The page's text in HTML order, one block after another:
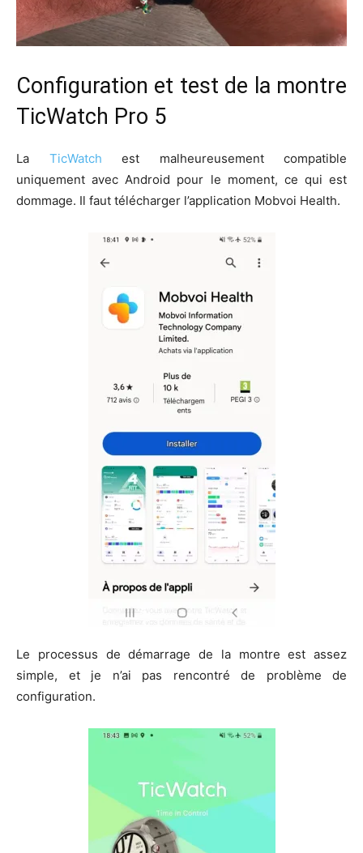
Configuration et test de la montre
TicWatch Pro 5
La TicWatch est malheureusement compatible
uniquement avec Android pour le moment, ce qui est
dommage. Il faut télécharger l’application Mobvoi Health.
Le processus de démarrage de la montre est assez
simple, et je n’ai pas rencontré de problème de
configuration.